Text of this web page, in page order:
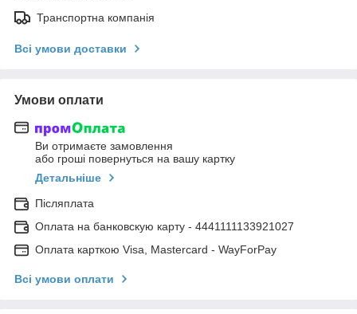
Транспортна компанія
Всі умови доставки
Умови оплати
Ви отримаєте замовлення
або гроші повернуться на вашу картку
Детальніше
Післяплата
Оплата на банковскую карту - 4441111133921027
Оплата карткою Visa, Mastercard - WayForPay
Всі умови оплати